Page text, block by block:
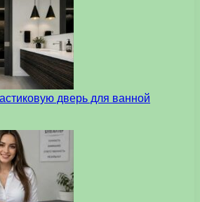
дверь для ванной